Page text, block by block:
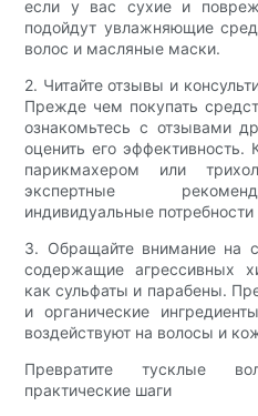
если у вас сухие и
подойдут увлажняющие
волос и масляные маски.
2. Читайте отзывы и
Прежде чем покупать
ознакомьтесь с отзывами
оценить его эффективность.
парикмахером или
экспертные
индивидуальные
3. Обращайте внимание на
содержащие агрессивных
как сульфаты и парабены.
и органические
воздействуют на волосы и
Превратите тусклые
практические шаги